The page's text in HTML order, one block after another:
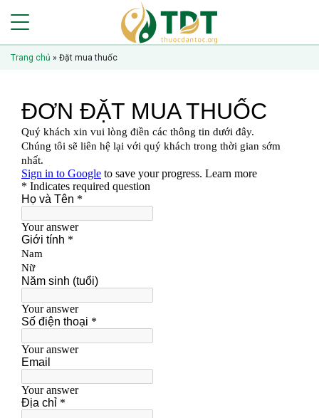
Trang chủ » Đặt mua thuốc